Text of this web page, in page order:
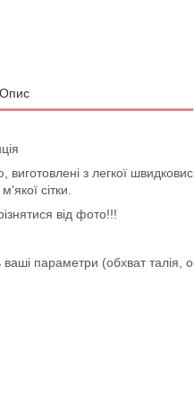
Опис
виготовлені з легкої
сітки.
від фото!!!
параметри (обхват талія,